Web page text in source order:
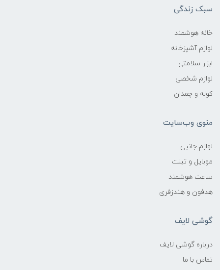
سبک زندگی
خانه هوشمند
لوازم آشپزخانه
ابزار سلامتی
لوازم شخصی
کوله و چمدان
منوی وب‌سایت
لوازم جانبی
موبایل و تبلت
ساعت هوشمند
هدفون و هندزفری
گوشی لایف
درباره گوشی لایف
تماس با ما